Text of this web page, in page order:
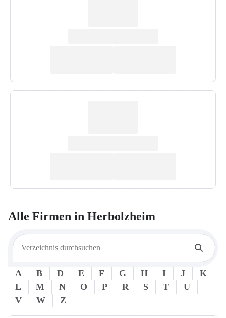
Alle Firmen in Herbolzheim
A B D E F G H I J
K
L
M N O P R S T
U
V
W Z